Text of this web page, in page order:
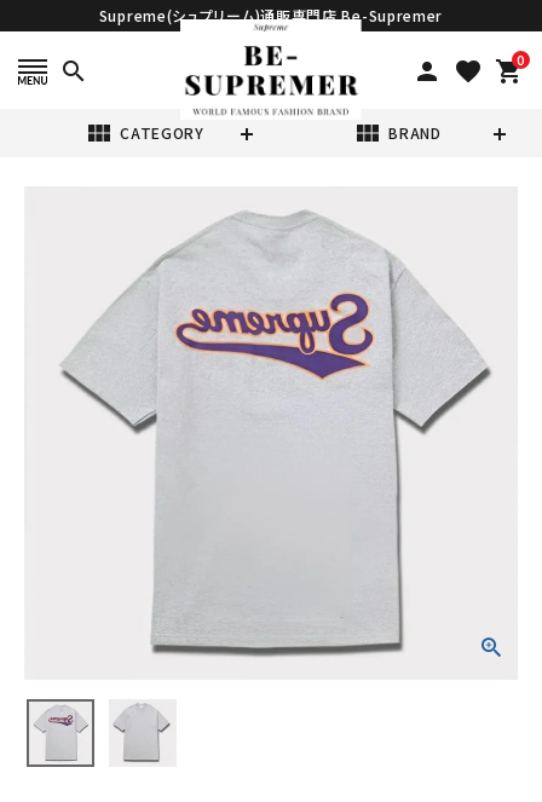
Supreme(シュプリーム)通販専門店 Be-Supremer
search person favorite 0
shopping_cart
view_module CATEGORY view_module BRAND
Tシャツ・ロングスリーブ
パーカー・トレーナー